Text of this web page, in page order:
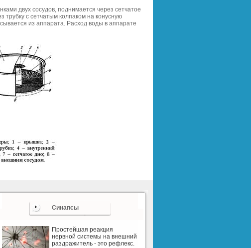
двух сосудов, поднимается через сетчатое
трубку с сетчатым колпаком на конусную
из аппарата. Расход воды в аппарате
Синапсы
Простейшая реакция
нервной системы на внешний
раздражитель - это рефлекс.